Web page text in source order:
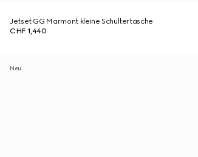
Jetset GG Marmont kleine Schultertasche
CHF 1,440
Neu